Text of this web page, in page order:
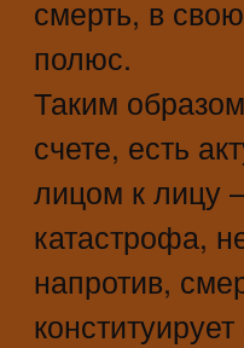
смерть, в
полюс.
Таким
счете, есть
лицом к лицу
катастрофа,
напротив,